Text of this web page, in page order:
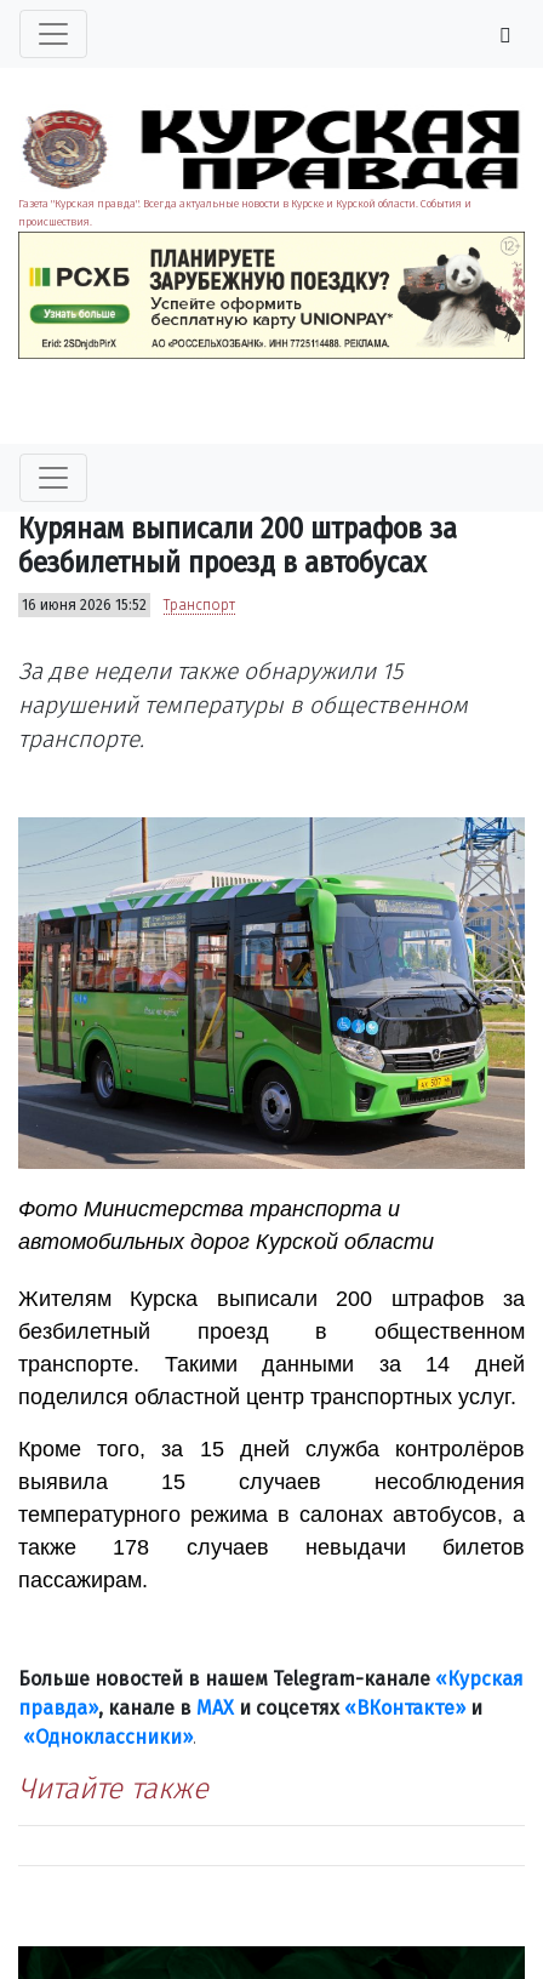
Газета "Курская правда". Всегда актуальные новости в Курске и Курской области. События и
происшествия.
Курянам выписали 200 штрафов за
безбилетный проезд в автобусах
16 июня 2026 15:52 Транспорт
За две недели также обнаружили 15
нарушений температуры в общественном
транспорте.
Фото Министерства транспорта и
автомобильных дорог Курской области
Жителям Курска выписали 200 штрафов за
безбилетный проезд в общественном
транспорте. Такими данными за 14 дней
поделился областной центр транспортных услуг.
Кроме того, за 15 дней служба контролёров
выявила 15 случаев несоблюдения
температурного режима в салонах автобусов, а
также 178 случаев невыдачи билетов
пассажирам.
Больше новостей в нашем Telegram-канале «Курская
правда», канале в МАХ и соцсетях «ВКонтакте»и
«Одноклассники».
Читайте также